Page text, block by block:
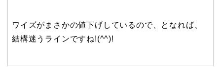
ワイズがまさかの値下げしているので、となれば、
結構迷うラインですね!(^^)!